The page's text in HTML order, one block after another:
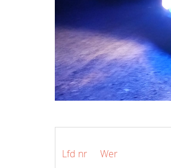
Lfd nr Wer